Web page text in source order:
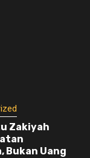
Zakiyah
Bukan Uang